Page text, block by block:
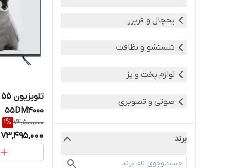
یخچال و فریزر
شستشو و نظافت
لوازم پخت و پز
صوتی و تصویری
برند
55DM4000
74,500,000
1%
73,495,000